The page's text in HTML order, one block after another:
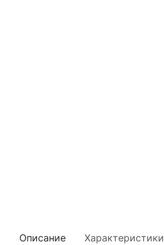
Описание Характеристики